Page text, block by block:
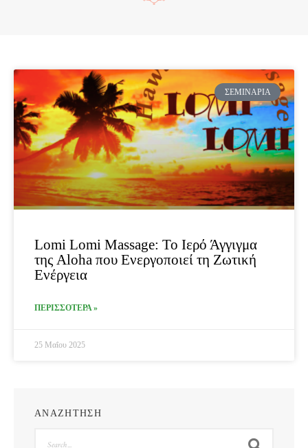
ΣΕΜΙΝΆΡΙΑ
Lomi Lomi Massage: Το Ιερό Άγγιγμα
της Aloha που Ενεργοποιεί τη Ζωτική
Ενέργεια
ΠΕΡΙΣΣΟΤΕΡΑ »
25 Μαΐου 2025
ΑΝΑΖΗΤΗΣΗ